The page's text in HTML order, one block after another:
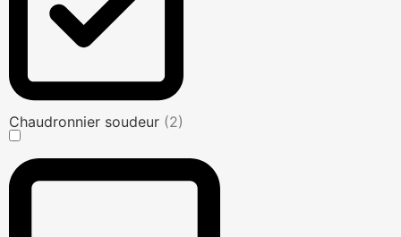
Chaudronnier soudeur (2)